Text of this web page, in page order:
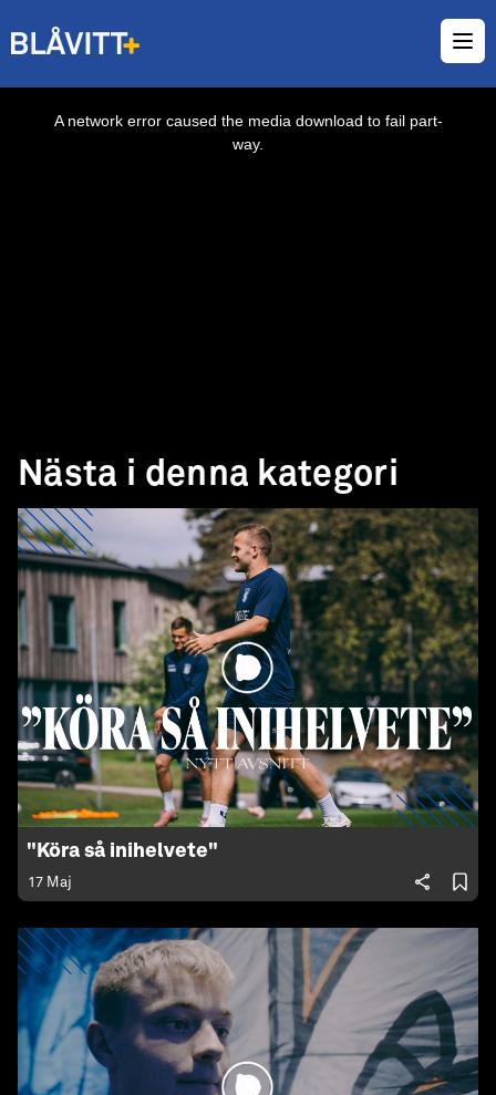
A network error caused the media download to fail part-
way.
Nästa i denna kategori
"Köra så inihelvete"
17 Maj